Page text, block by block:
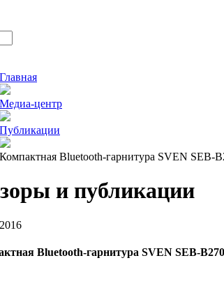
Главная
Медиа-центр
Публикации
Компактная Bluetooth-гарнитура SVEN SEB-
и публикации
Bluetooth-гарнитура SVEN SEB-